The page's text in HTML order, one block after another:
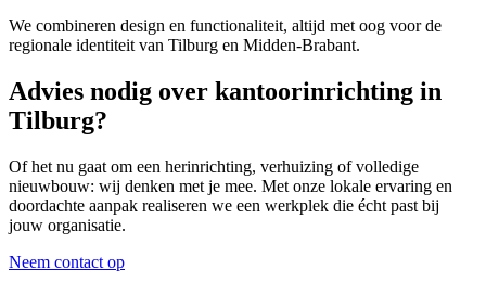
We combineren design en functionaliteit, altijd met oog voor de
regionale identiteit van Tilburg en Midden-Brabant.
Advies nodig over kantoorinrichting in
Tilburg?
Of het nu gaat om een herinrichting, verhuizing of volledige
nieuwbouw: wij denken met je mee. Met onze lokale ervaring en
doordachte aanpak realiseren we een werkplek die écht past bij
jouw organisatie.
Neem contact op